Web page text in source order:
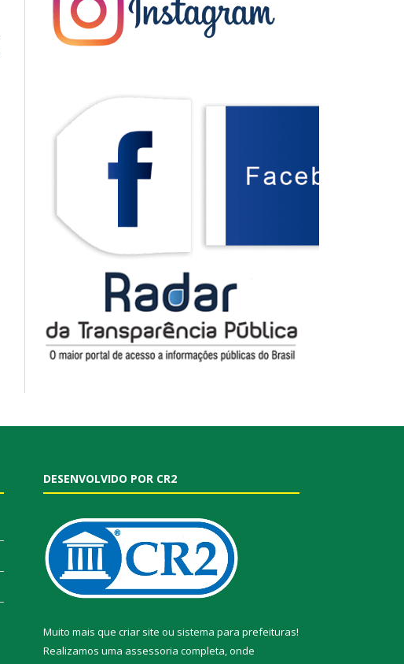
DESENVOLVIDO POR CR2
Muito mais que criar site ou sistema para prefeituras!
Realizamos uma assessoria completa, onde